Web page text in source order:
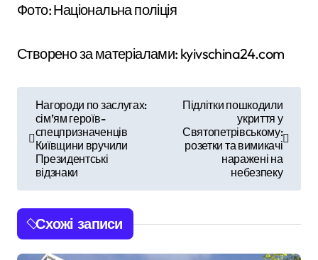
Фото: Національна поліція
Створено за матеріалами: kyivschina24.com
і
г
а
Нагороди по заслугах:
сім’ям героїв-
спецпризначенців
Київщини вручили
Президентські
відзнаки
Підлітки пошкодили
укриття у
Святопетрівському:
розетки та вимикачі
наражені на
небезпеку
Схожі записи